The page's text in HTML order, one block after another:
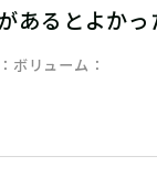
あるとよかっ
ボリューム